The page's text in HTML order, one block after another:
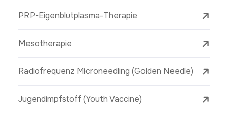
PRP-Eigenblutplasma-Therapie
Mesotherapie
Radiofrequenz Microneedling (Golden Needle)
Jugendimpfstoff (Youth Vaccine)